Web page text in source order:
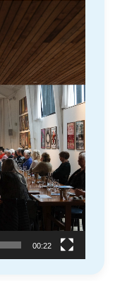
00:22